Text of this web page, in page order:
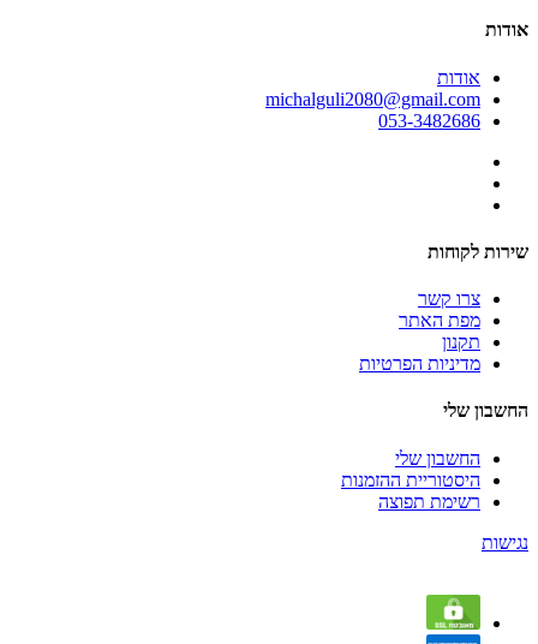
אודות
אודות
michalguli2080@gmail.com
053-3482686
שירות לקוחות
צרו קשר
מפת האתר
תקנון
מדיניות הפרטיות
החשבון שלי
החשבון שלי
היסטוריית ההזמנות
רשימת תפוצה
נגישות